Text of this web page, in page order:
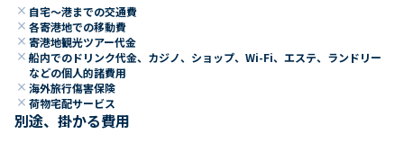
close 自宅～港までの交通費
close 各寄港地での移動費
close 寄港地観光ツアー代金
close 船内でのドリンク代金、カジノ、ショップ、Wi-Fi、エステ、ランドリー
などの個人的諸費用
close 海外旅行傷害保険
close 荷物宅配サービス
別途、掛かる費用